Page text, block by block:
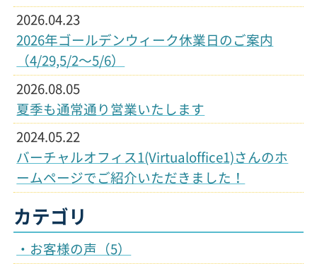
2026.04.23
2026年ゴールデンウィーク休業日のご案内
（4/29,5/2〜5/6）
2026.08.05
夏季も通常通り営業いたします
2024.05.22
バーチャルオフィス1(Virtualoffice1)さんのホ
ームページでご紹介いただきました！
カテゴリ
お客様の声（5）